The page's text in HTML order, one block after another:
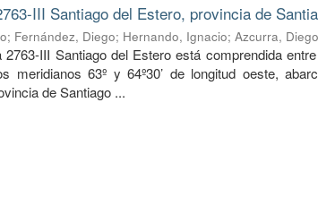
III Santiago del Estero, provincia de
; Fernández, Diego; Hernando, Ignacio;Azcurra, Diego
III Santiago del Estero está comprendida
meridianos 63º y 64º30’ de longitud oeste,
de Santiago ...